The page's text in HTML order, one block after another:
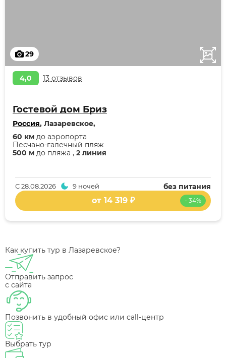
29
4,0 13 отзывов
Гостевой дом Бриз
Россия, Лазаревское,
500 м до пляжа , 2 линия
Песчано-галечный пляж
60 км до аэропорта
без питания
С28.08.2026 9 ночей
- 34%
от 14 319 ₽
Как купить тур в Лазаревское?
Отправить запрос
с сайта
Позвонить в удобный офис или call-центр
Выбрать тур